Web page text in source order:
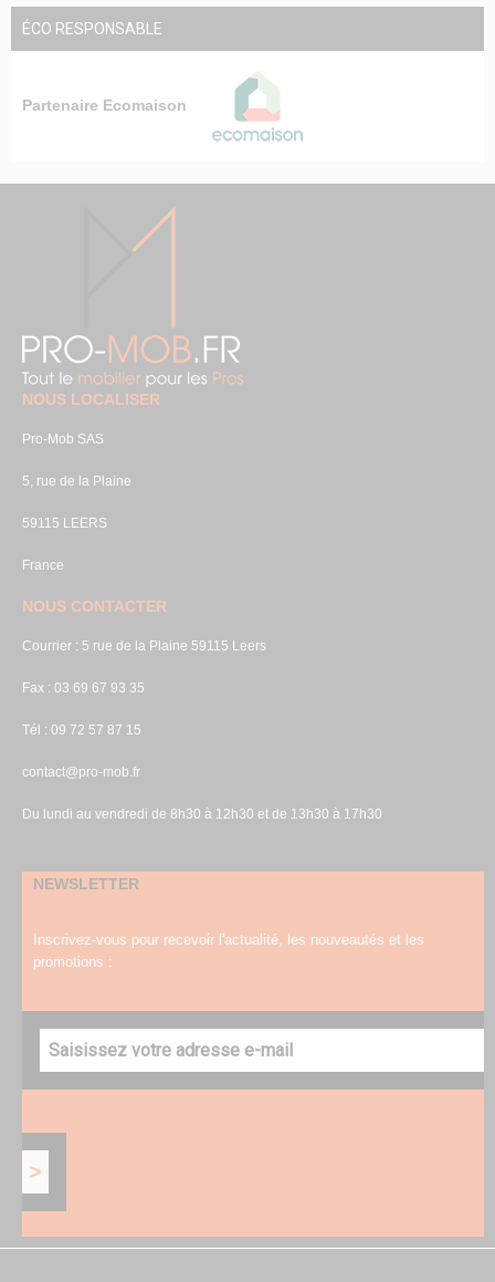
ÉCO RESPONSABLE
Partenaire Ecomaison
NOUS LOCALISER
Pro-Mob SAS
5, rue de la Plaine
59115 LEERS
France
NOUS CONTACTER
Courrier : 5 rue de la Plaine 59115 Leers
Fax : 03 69 67 93 35
Tél : 09 72 57 87 15
contact@pro-mob.fr
Du lundi au vendredi de 8h30 à 12h30 et de 13h30 à 17h30
NEWSLETTER
Inscrivez-vous pour recevoir l'actualité, les nouveautés et les
promotions :